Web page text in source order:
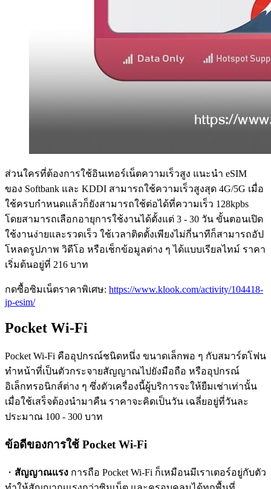
ส่วนใครที่ต้องการใช้อินเทอร์เน็ตความเร็วสูง แนะนำ eSIM
ของ Softbank และ KDDI สามารถใช้ความเร็วสูงสุด 4G/5G เมื่อ
ใช้ครบกำหนดแล้วก็ยังสามารถใช้ต่อได้ที่ความเร็ว 128kpbs
โดยสามารถเลือกอายุการใช้งานได้ตั้งแต่ 3 - 30 วัน ขั้นตอนเปิด
ใช้งานง่ายและรวดเร็ว ใช้เวลาติดตั้งเพียงไม่กี่นาทีก็สามารถอัป
โหลดรูปภาพ วิดีโอ หรือเช็กข้อมูลต่าง ๆ ได้แบบเรียลไทม์ ราคา
เริ่มต้นอยู่ที่ 216 บาท
กดซื้อซิมเน็ตราคาพิเศษ: https://www.klook.com/activity/104418-
jp-esim/
Pocket Wi-Fi
Pocket Wi-Fi คืออุปกรณ์ชนิดหนึ่ง ขนาดเล็กพอ ๆ กับสมาร์ตโฟน
ทำหน้าที่เป็นตัวกระจายสัญญาณไปยังมือถือ หรืออุปกรณ์
อิเล็กทรอนิกส์ต่าง ๆ ซึ่งตัวเครื่องนี้ผู้บริการจะให้ยืมเช่าเท่านั้น
เมื่อใช้เสร็จต้องนำมาคืน ราคาจะคิดเป็นวัน เฉลี่ยอยู่ที่วันละ
ประมาณ 100 - 300 บาท
ข้อดีของการใช้ Pocket Wi-Fi
・ สัญญาณแรง การถือ Pocket Wi-Fi ก็เหมือนมีเราเตอร์อยู่กับตัว